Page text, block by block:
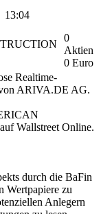
13:04
0
Aktien
0 Euro
Realtime-
ARIVA.DE AG.
Wallstreet Online.
durch die BaFin
Wertpapiere zu
Anlegern